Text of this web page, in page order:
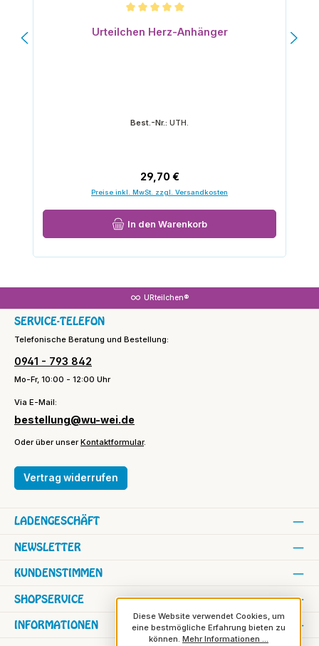
Urteilchen Herz-Anhänger
Best.-Nr.: UTH.
Regulärer Preis:
29,70 €
Preise inkl. MwSt. zzgl. Versandkosten
In den Warenkorb
URteilchen®
SERVICE-TELEFON
Telefonische Beratung und Bestellung:
0941 - 793 842
Mo-Fr, 10:00 - 12:00 Uhr
Via E-Mail:
bestellung@wu-wei.de
Oder über unserKontaktformular.
Vertrag widerrufen
SHOPSERVICE
INFORMATIONEN
NEWSLETTER
KUNDENSTIMMEN
LADENGESCHÄFT
Diese Website verwendet Cookies, um
eine bestmögliche Erfahrung bieten zu
können. Mehr Informationen ...